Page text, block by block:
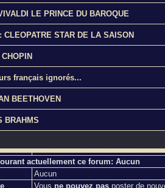
LE PRINCE DU BAROQUE
CLEOPATRE STAR DE LA SAISON
français ignorés...
BEETHOVEN
BRAHMS
actuellement ce forum: Aucun
Aucun
Vous ne pouvez pas poster de